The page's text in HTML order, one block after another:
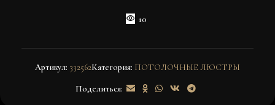
10
Артикул: 332562Категория: ПОТОЛОЧНЫЕ ЛЮСТРЫ
Поделиться: